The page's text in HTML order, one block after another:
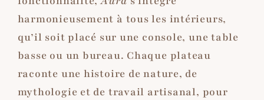
harmonieusement à tous les intérieurs,
qu’il soit placé sur une console, une table
basse ou un bureau. Chaque plateau
raconte une histoire de nature, de
mythologie et de travail artisanal, pour